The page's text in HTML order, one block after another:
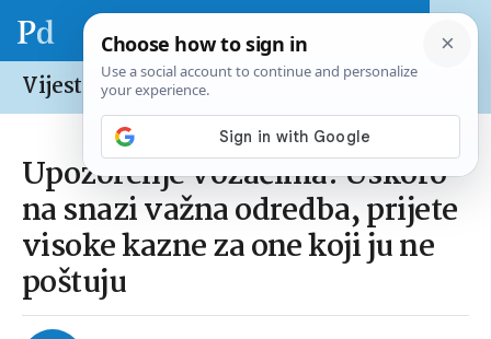
Vijesti /Hrvatska
Upozorenje vozačima: Uskoro
na snazi važna odredba, prijete
visoke kazne za one koji ju ne
poštuju